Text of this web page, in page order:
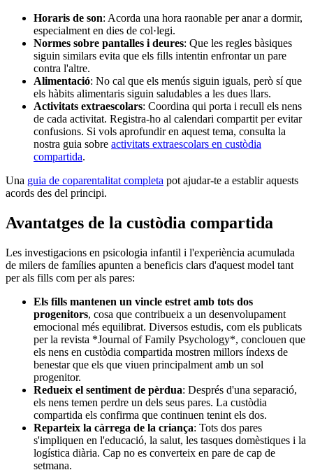
Horaris de son: Acorda una hora raonable per anar a dormir,
especialment en dies de col·legi.
Normes sobre pantalles i deures: Que les regles bàsiques
siguin similars evita que els fills intentin enfrontar un pare
contra l'altre.
Alimentació: No cal que els menús siguin iguals, però sí que
els hàbits alimentaris siguin saludables a les dues llars.
Activitats extraescolars: Coordina qui porta i recull els nens
de cada activitat. Registra-ho al calendari compartit per evitar
confusions. Si vols aprofundir en aquest tema, consulta la
nostra guia sobre activitats extraescolars en custòdia
compartida.
Una guia de coparentalitat completa pot ajudar-te a establir aquests
acords des del principi.
Avantatges de la custòdia compartida
Les investigacions en psicologia infantil i l'experiència acumulada
de milers de famílies apunten a beneficis clars d'aquest model tant
per als fills com per als pares:
Els fills mantenen un vincle estret amb tots dos
progenitors, cosa que contribueix a un desenvolupament
emocional més equilibrat. Diversos estudis, com els publicats
per la revista *Journal of Family Psychology*, conclouen que
els nens en custòdia compartida mostren millors índexs de
benestar que els que viuen principalment amb un sol
progenitor.
Redueix el sentiment de pèrdua: Després d'una separació,
els nens temen perdre un dels seus pares. La custòdia
compartida els confirma que continuen tenint els dos.
Reparteix la càrrega de la criança: Tots dos pares
s'impliquen en l'educació, la salut, les tasques domèstiques i la
logística diària. Cap no es converteix en pare de cap de
setmana.